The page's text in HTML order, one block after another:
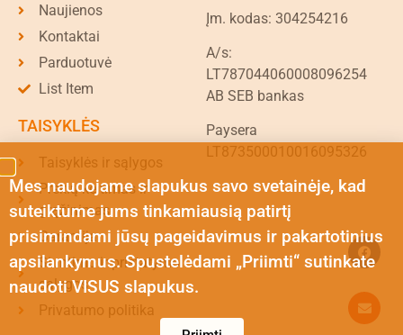
Naujienos
Kontaktai
Parduotuvė
List Item
TAISYKLĖS
Taisyklės ir sąlygos
Prekių keitimas ir
grąžinimas
Garantija
Siuntimo ir pristatymo
sąlygos
Privatumo politika
Įm. kodas: 304254216
A/s:
LT787044060008096254
AB SEB bankas
Paysera
LT873500010016095326
Mes naudojame slapukus savo svetainėje, kad
suteiktume jums tinkamiausią patirtį
prisimindami jūsų pageidavimus ir pakartotinius
apsilankymus. Spustelėdami „Priimti“ sutinkate
naudoti VISUS slapukus.